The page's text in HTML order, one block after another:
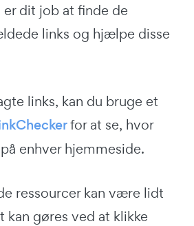
er dit job at finde de
links og hjælpe disse
links, kan du bruge et
for at se, hvor
enhver hjemmeside.
ressourcer kan være lidt
gøres ved at klikke